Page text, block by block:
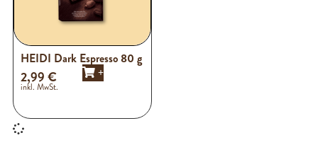
HEIDI Dark Espresso 80 g
+
2,99€
inkl. MwSt.